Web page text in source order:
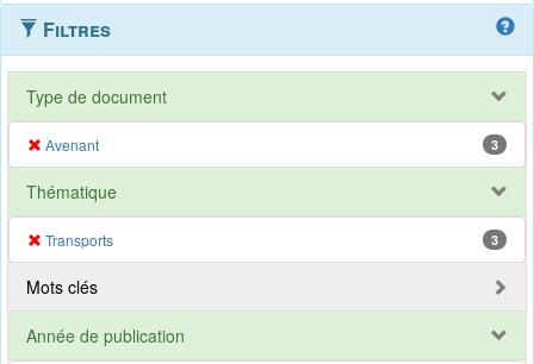
Filtres
Type de document
Avenant 3
Thématique
Transports 3
Mots clés
Année de publication